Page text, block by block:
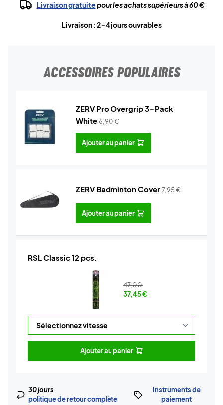
Livraison gratuitepour les achats supérieurs à 60 €
Livraison : 2-4 jours ouvrables
ACCESSOIRES POPULAIRES
ZERV Pro Overgrip 3-Pack
White6,90€
Ajouter au panier
ZERV Badminton Cover7,95€
Ajouter au panier
RSL Classic 12 pcs.
47,00
37,45€
Ajouter au panier
30 jours
politique de retour complète
Instruments de
paiement